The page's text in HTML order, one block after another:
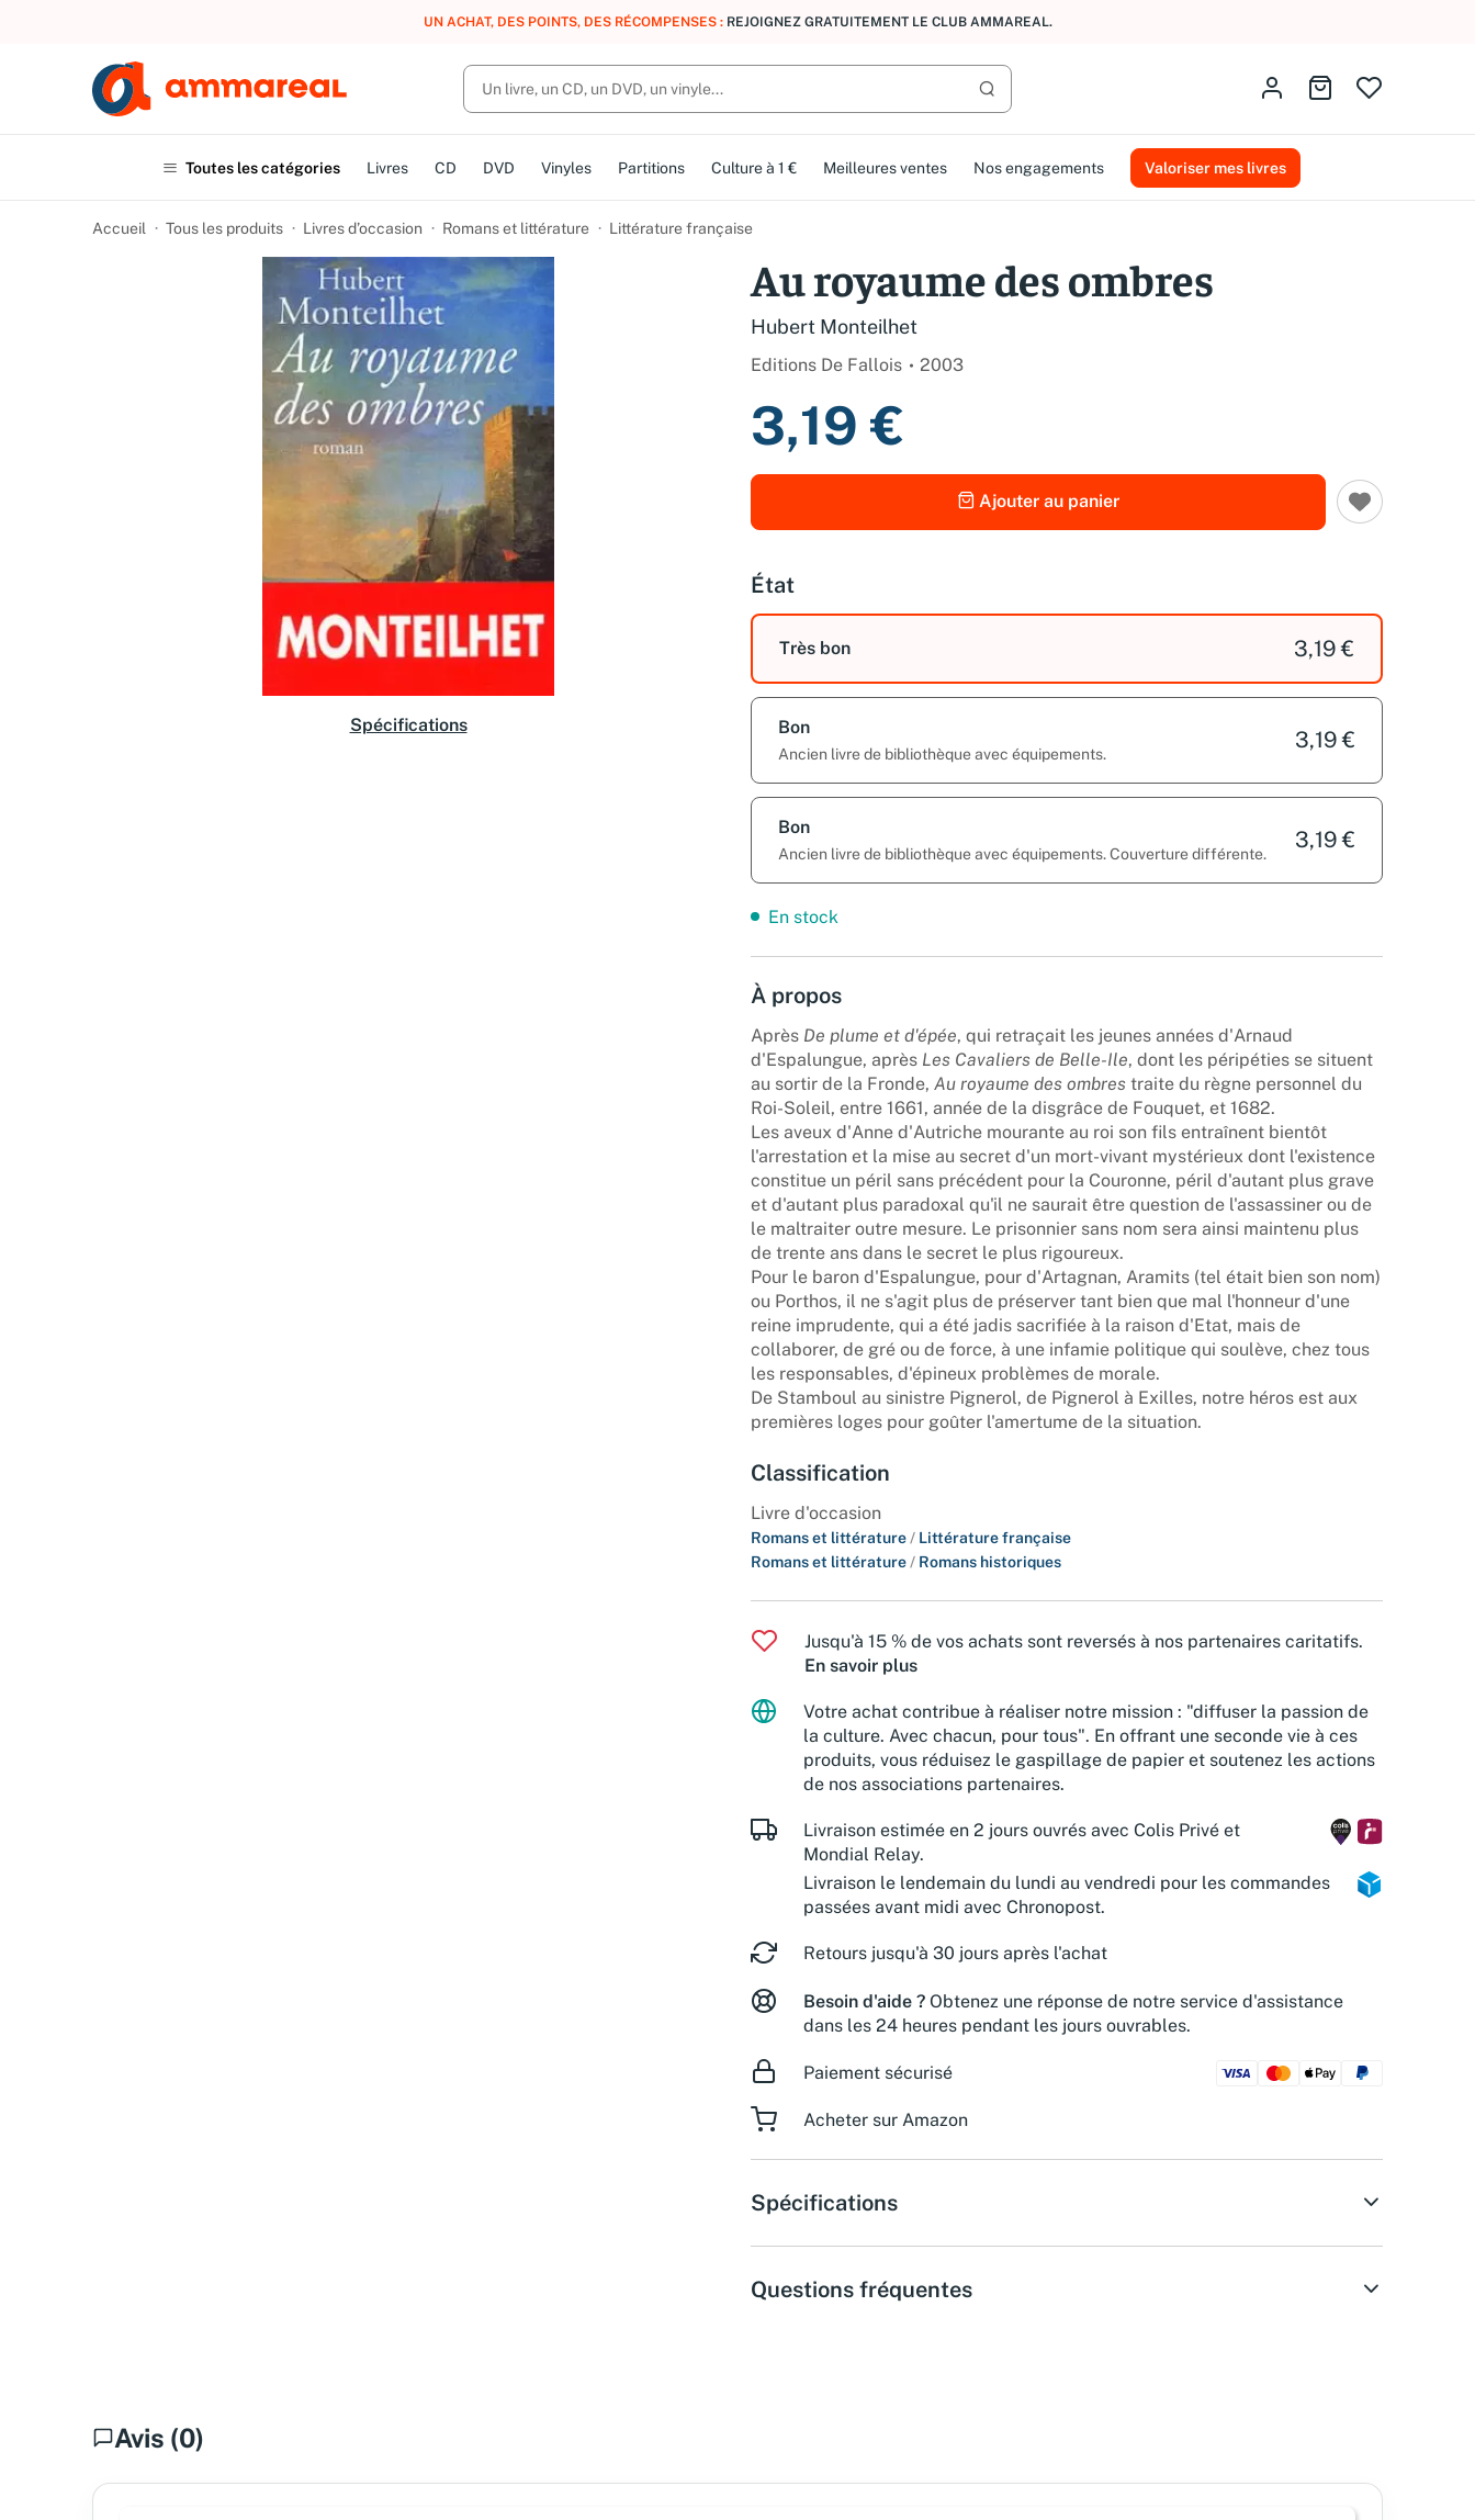
UN ACHAT, DES POINTS, DES RÉCOMPENSES : REJOIGNEZ GRATUITEMENT LE CLUB AMMAREAL.
Lancer la recherche
Identifiez-vousAller au panier
Toutes les catégories Livres CD DVD Vinyles Partitions Culture à 1 € Meilleures ventes Nos engagements Valoriser mes livres
Accueil Tous les produits Livres d’occasion Romans et littérature Littérature française
Spécifications
Au royaume des ombres
Hubert Monteilhet
Editions De Fallois 2003
3,19 €
Ajouter au panier
État
Très bon 3,19 €
Bon
Ancien livre de bibliothèque avec équipements.
3,19 €
Bon
Ancien livre de bibliothèque avec équipements. Couverture différente.
3,19 €
En stock
À propos
Après De plume et d'épée, qui retraçait les jeunes années d'Arnaud
d'Espalungue, après Les Cavaliers de Belle-Ile, dont les péripéties se situent
au sortir de la Fronde, Au royaume des ombres traite du règne personnel du
Roi-Soleil, entre 1661, année de la disgrâce de Fouquet, et 1682.
Les aveux d'Anne d'Autriche mourante au roi son fils entraînent bientôt
l'arrestation et la mise au secret d'un mort-vivant mystérieux dont l'existence
constitue un péril sans précédent pour la Couronne, péril d'autant plus grave
et d'autant plus paradoxal qu'il ne saurait être question de l'assassiner ou de
le maltraiter outre mesure. Le prisonnier sans nom sera ainsi maintenu plus
de trente ans dans le secret le plus rigoureux.
Pour le baron d'Espalungue, pour d'Artagnan, Aramits (tel était bien son nom)
ou Porthos, il ne s'agit plus de préserver tant bien que mal l'honneur d'une
reine imprudente, qui a été jadis sacrifiée à la raison d'Etat, mais de
collaborer, de gré ou de force, à une infamie politique qui soulève, chez tous
les responsables, d'épineux problèmes de morale.
De Stamboul au sinistre Pignerol, de Pignerol à Exilles, notre héros est aux
premières loges pour goûter l'amertume de la situation.
Classification
Livre d'occasion
Romans et littérature / Littérature française
Romans et littérature / Romans historiques
Jusqu'à 15 % de vos achats sont reversés à nos partenaires caritatifs.
En savoir plus
Votre achat contribue à réaliser notre mission : "diffuser la passion de
la culture. Avec chacun, pour tous". En offrant une seconde vie à ces
produits, vous réduisez le gaspillage de papier et soutenez les actions
de nos associations partenaires.
Livraison estimée en 2 jours ouvrés avec Colis Privé et
Mondial Relay.
Livraison le lendemain du lundi au vendredi pour les commandes
passées avant midi avec Chronopost.
Retours jusqu'à 30 jours après l'achat
Besoin d'aide ? Obtenez une réponse de notre service d'assistance
dans les 24 heures pendant les jours ouvrables.
Paiement sécurisé
Acheter sur Amazon
Spécifications
Questions fréquentes
Avis (0)